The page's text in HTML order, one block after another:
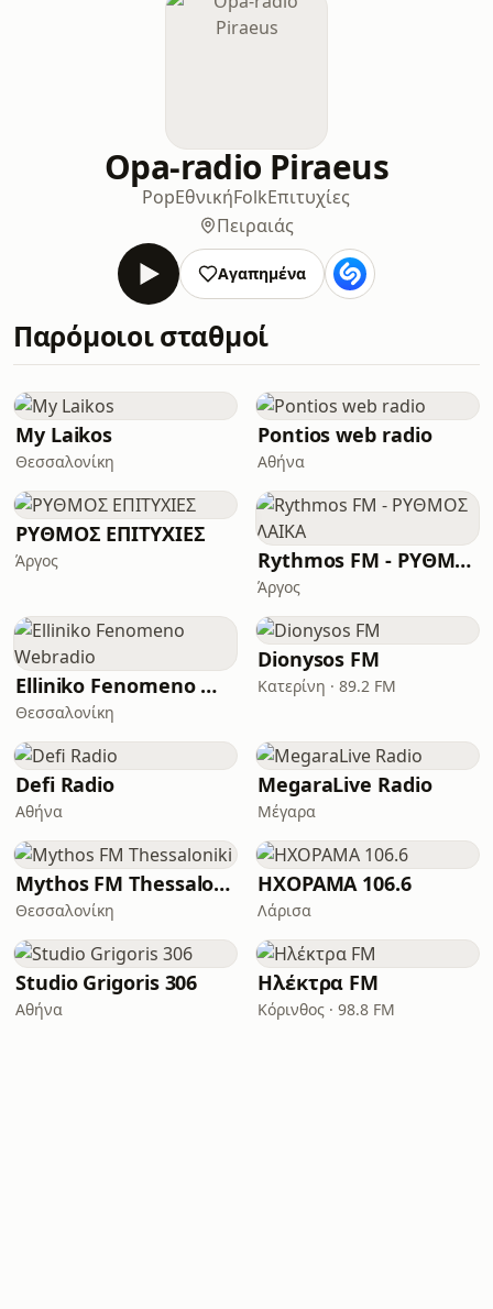
Opa-radio Piraeus
PopΕθνικήFolkΕπιτυχίες
Πειραιάς
Αγαπημένα
Παρόμοιοι σταθμοί
My Laikos
Θεσσαλονίκη
Pontios web radio
Αθήνα
ΡΥΘΜΟΣ ΕΠΙΤΥΧΙΕΣ
Άργος Rythmos FM - ΡΥΘΜΟΣ ΛΑΙΚΑ
Άργος
Elliniko Fenomeno Webradio
Θεσσαλονίκη
Dionysos FM
Κατερίνη · 89.2 FM
Defi Radio
Αθήνα
MegaraLive Radio
Μέγαρα
Mythos FM Thessaloniki
Θεσσαλονίκη
ΗΧΟΡΑΜΑ 106.6
Λάρισα
Studio Grigoris 306
Αθήνα
Ηλέκτρα FM
Κόρινθος · 98.8 FM